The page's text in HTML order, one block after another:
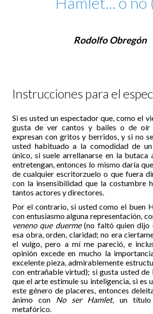
Rodolfo Obregón
Instrucciones para el
Si es usted un espectador que, como el
gusta de ver cantos y bailes o de oír
expresan con gritos y berridos, y si no
usted habituado a la comodidad de
único, si suele arrellanarse en la butaca
entretengan, entonces lo mismo daría
de cualquier escritorzuelo o que fuera
con la insensibilidad que la costumbre
tantos actores y directores.
Por el contrario, si usted como el buen
con entusiasmo alguna representación,
veneno que duerme(no faltó quien dijo
esa obra, orden, claridad; no era
el vulgo, pero a mí me pareció, e
opinión excede en mucho la
excelente pieza, admirablemente
con entrañable virtud); si gusta usted de
que el arte estimule su inteligencia, si es
este género de placeres, entonces
ánimo con No ser Hamlet, un título
metafórico.